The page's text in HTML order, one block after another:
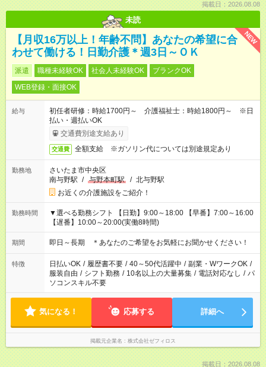
掲載日：2026.08.08
未読
NEW
【月収16万以上！年齢不問】あなたの希望に合
わせて働ける！日勤介護＊週3日～ＯＫ
派遣 職種未経験OK 社会人未経験OK
ブランクOK
WEB登録・面接OK
給与
初任者研修：時給1700円～ 介護福祉士：時給1800円～ ※日
払い・週払いOK
交通費別途支給あり
交通費 全額支給 ※ガソリン代については別途規定あり
勤務地
さいたま市中央区
南与野駅 / 与野本町駅 / 北与野駅
お近くの介護施設をご紹介！
勤務時間
▼選べる勤務シフト 【日勤】9:00～18:00 【早番】7:00～16:00
【遅番】10:00～20:00(実働8時間)
期間 即日～長期 ＊あなたのご希望をお気軽にお聞かせください！
特徴 日払いOK / 履歴書不要 / 40～50代活躍中 / 副業・WワークOK /
服装自由 / シフト勤務 / 10名以上の大量募集 / 電話対応なし / パ
ソコンスキル不要
気になる！ 応募する 詳細へ
掲載元企業名 株式会社ゼフィロス
掲載日：2026.08.08